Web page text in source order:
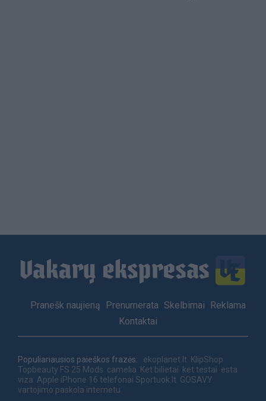
Footer
Pranešk naujieną Prenumerata Skelbimai
Reklama
Kontaktai
Populiariausios paieškos frazės: ekoplanet.lt KlipShop
Topbeauty FS 25 Mods camelia Ket bilietai ket testai esta
viza Apple iPhone 16 telefonai Sportuok.lt GOSAVY
vartojimo paskola internetu